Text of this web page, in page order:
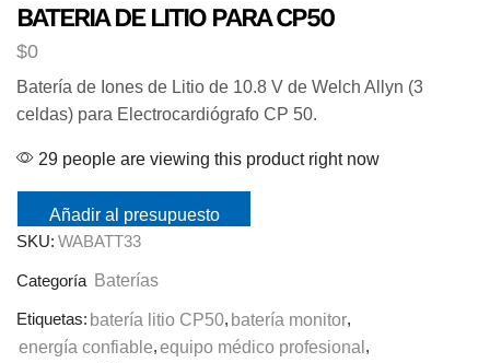
BATERIA DE LITIO PARA CP50
$0
Batería de Iones de Litio de 10.8 V de Welch Allyn (3
celdas) para Electrocardiógrafo CP 50.
29 people are viewing this product right now
Añadir al presupuesto
SKU: WABATT33
Categoría Baterías
Etiquetas: batería litio CP50, batería monitor,
energía confiable,equipo médico profesional ,